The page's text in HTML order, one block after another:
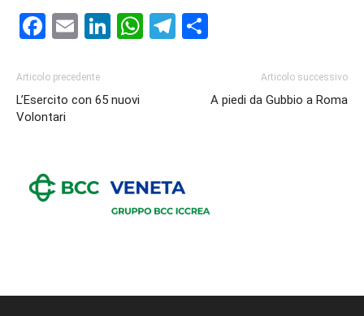
Facebook
EmailLinkedIn
WhatsApp
Telegram
Articolo precedente
L’Esercito con 65 nuovi
Volontari
Articolo successivo
A piedi da Gubbio a Roma